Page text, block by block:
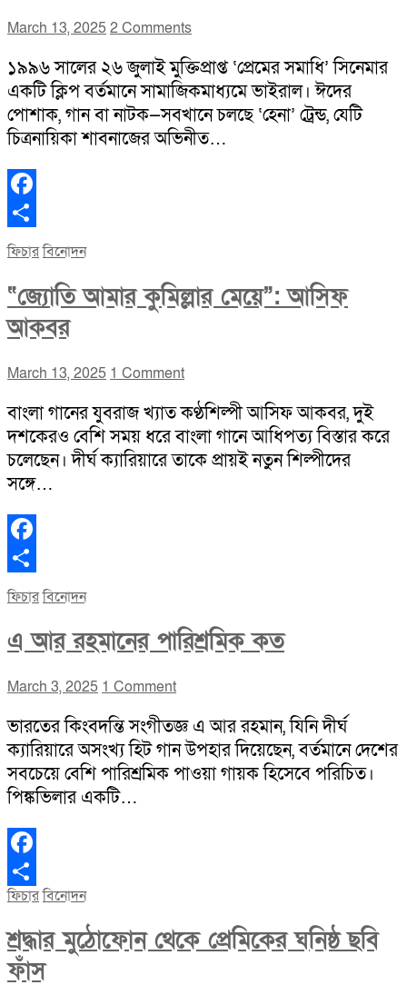
March 13, 20252 Comments
১৯৯৬ সালের ২৬ জুলাই মুক্তিপ্রাপ্ত ‘প্রেমের সমাধি’ সিনেমার
একটি ক্লিপ বর্তমানে সামাজিকমাধ্যমে ভাইরাল। ঈদের
পোশাক, গান বা নাটক—সবখানে চলছে ‘হেনা’ ট্রেন্ড, যেটি
চিত্রনায়িকা শাবনাজের অভিনীত…
Facebook
Share
ফিচারবিনোদন
“জ্যোতি আমার কুমিল্লার মেয়ে”: আসিফ
আকবর
March 13, 2025 1 Comment
বাংলা গানের যুবরাজ খ্যাত কণ্ঠশিল্পী আসিফ আকবর, দুই
দশকেরও বেশি সময় ধরে বাংলা গানে আধিপত্য বিস্তার করে
চলেছেন। দীর্ঘ ক্যারিয়ারে তাকে প্রায়ই নতুন শিল্পীদের
সঙ্গে…
Facebook
Share
ফিচারবিনোদন
এ আর রহমানের পারিশ্রমিক কত
March 3, 2025 1 Comment
ভারতের কিংবদন্তি সংগীতজ্ঞ এ আর রহমান, যিনি দীর্ঘ
ক্যারিয়ারে অসংখ্য হিট গান উপহার দিয়েছেন, বর্তমানে দেশের
সবচেয়ে বেশি পারিশ্রমিক পাওয়া গায়ক হিসেবে পরিচিত।
পিঙ্কভিলার একটি…
Facebook
Share
ফিচারবিনোদন
শ্রদ্ধার মুঠোফোন থেকে প্রেমিকের ঘনিষ্ঠ ছবি
ফাঁস